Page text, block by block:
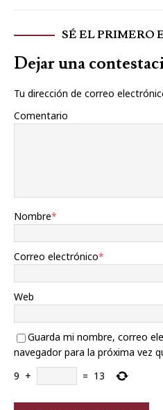
SÉ EL PRIMERO
Dejar una
Tu dirección de correo
Comentario
Nombre*
Correo electrónico*
Web
Guarda mi nombre, correo
navegador para la próxima vez
9 + = 13